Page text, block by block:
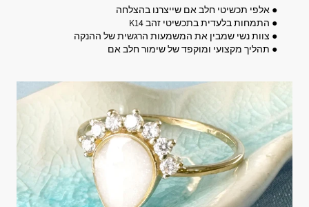
● אלפי תכשיטי חלב אם שייצרנו בהצלחה
● התמחות בלעדית בתכשיטי זהב K14
● צוות נשי שמבין את המשמעות הרגשית של ההנקה
● תהליך מקצועי ומוקפד של שימור חלב אם